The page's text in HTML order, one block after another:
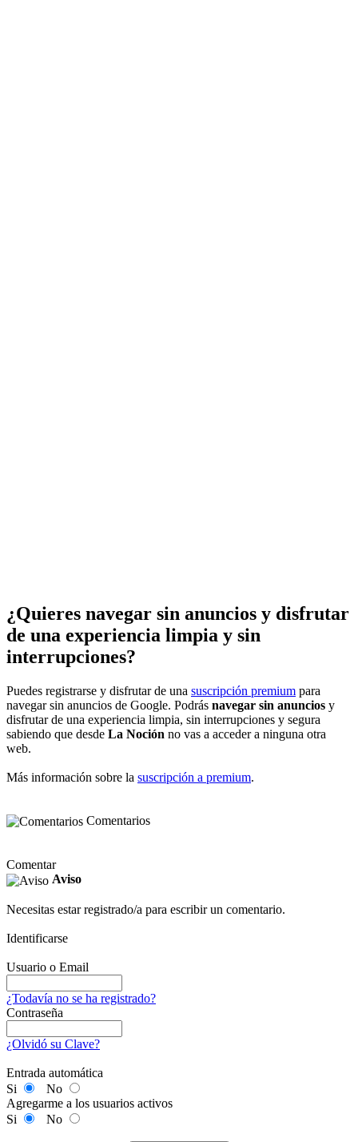
¿Quieres navegar sin anuncios y disfrutar
de una experiencia limpia y sin
interrupciones?
Puedes registrarse y disfrutar de una suscripción premium para
navegar sin anuncios de Google. Podrás navegar sin anuncios y
disfrutar de una experiencia limpia, sin interrupciones y segura
sabiendo que desde La Noción no vas a acceder a ninguna otra
web.
Más información sobre la suscripción a premium.
Comentarios
Comentar
Aviso
Necesitas estar registrado/a para escribir un comentario.
Identificarse
Usuario o Email
¿Todavía no se ha registrado?
Contraseña
¿Olvidó su Clave?
Entrada automática
Si
No
Agregarme a los usuarios activos
Si
No